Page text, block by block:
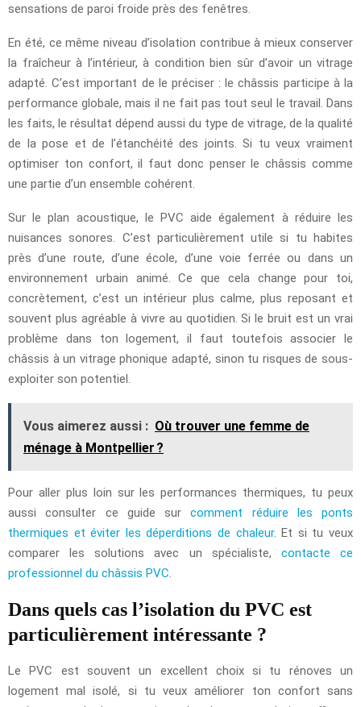
sensations de paroi froide près des fenêtres.
En été, ce même niveau d’isolation contribue à mieux conserver
la fraîcheur à l’intérieur, à condition bien sûr d’avoir un vitrage
adapté. C’est important de le préciser : le châssis participe à la
performance globale, mais il ne fait pas tout seul le travail. Dans
les faits, le résultat dépend aussi du type de vitrage, de la qualité
de la pose et de l’étanchéité des joints. Si tu veux vraiment
optimiser ton confort, il faut donc penser le châssis comme
une partie d’un ensemble cohérent.
Sur le plan acoustique, le PVC aide également à réduire les
nuisances sonores. C’est particulièrement utile si tu habites
près d’une route, d’une école, d’une voie ferrée ou dans un
environnement urbain animé. Ce que cela change pour toi,
concrètement, c’est un intérieur plus calme, plus reposant et
souvent plus agréable à vivre au quotidien. Si le bruit est un vrai
problème dans ton logement, il faut toutefois associer le
châssis à un vitrage phonique adapté, sinon tu risques de sous-
exploiter son potentiel.
Vous aimerez aussi : Où trouver une femme de
ménage à Montpellier ?
Pour aller plus loin sur les performances thermiques, tu peux
aussi consulter ce guide surcomment réduire les ponts
thermiques et éviter les déperditions de chaleur. Et si tu veux
comparer les solutions avec un spécialiste, contacte ce
professionnel du châssis PVC
Dans quels cas l’isolation du PVC est
particulièrement intéressante ?
Le PVC est souvent un excellent choix si tu rénoves un
logement mal isolé, si tu veux améliorer ton confort sans